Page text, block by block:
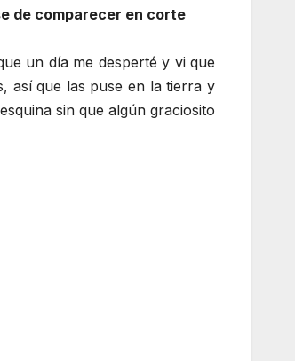
de comparecer en corte
un día me desperté y vi que
así que las puse en la tierra y
sin que algún graciosito